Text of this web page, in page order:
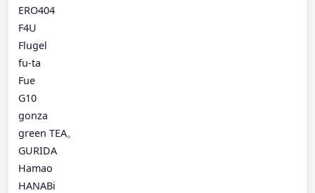
ERO404
F4U
Flugel
fu-ta
Fue
G10
gonza
green TEA。
GURIDA
Hamao
HANABi